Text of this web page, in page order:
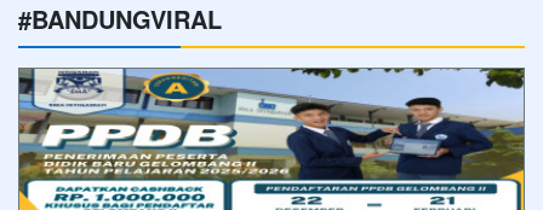
#BANDUNGVIRAL